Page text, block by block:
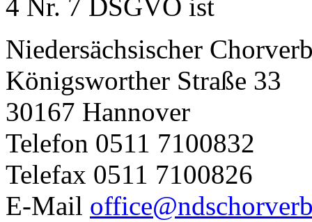
4 Nr. 7 DSGVO ist
Niedersächsischer
Königsworther Straße 33
30167 Hannover
Telefon 0511 7100832
Telefax 0511 7100826
E-Mail